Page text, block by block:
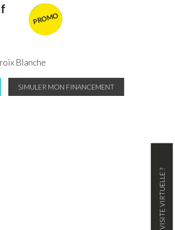
VENDU
PROMO
Blanche
SIMULER MON FINANCEMENT
VISITE VIRTUELLE ?